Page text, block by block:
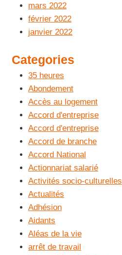
mars 2022
février 2022
janvier 2022
Categories
35 heures
Abondement
Accès au logement
Accord d'entreprise
Accord d'entreprise
Accord de branche
Accord National
Actionnariat salarié
Activités socio-culturelles
Actualités
Adhésion
Aidants
Aléas de la vie
arrêt de travail